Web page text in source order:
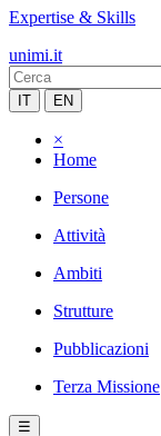
Expertise & Skills
unimi.it
IT EN
×
Home
Persone
Attività
Ambiti
Strutture
Pubblicazioni
Terza Missione
☰